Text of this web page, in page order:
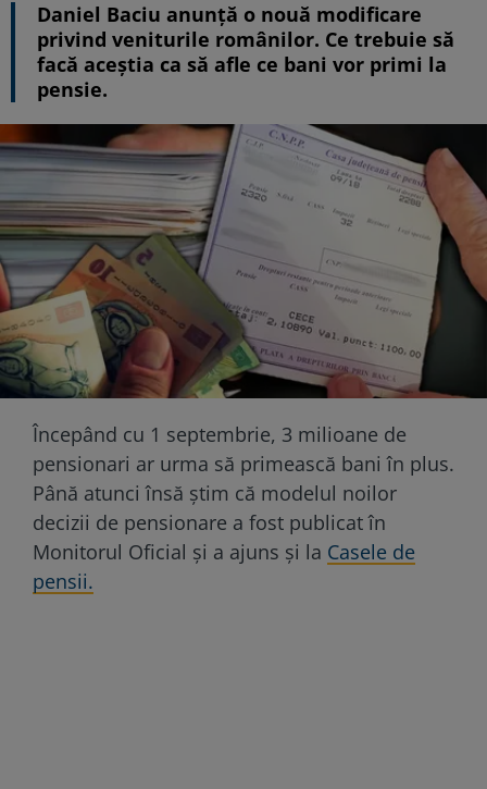
Daniel Baciu anunță o nouă modificare
privind veniturile românilor. Ce trebuie să
facă aceștia ca să afle ce bani vor primi la
pensie.
Începând cu 1 septembrie, 3 milioane de
pensionari ar urma să primească bani în plus.
Până atunci însă știm că modelul noilor
decizii de pensionare a fost publicat în
Monitorul Oficial și a ajuns și la Casele de
pensii.